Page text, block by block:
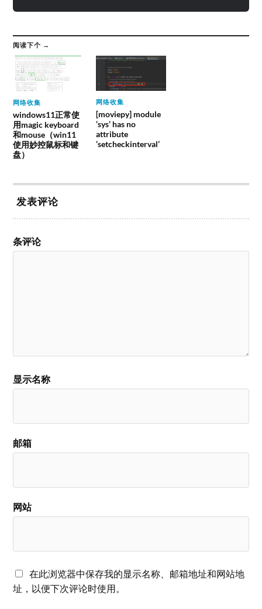
阅读下个 →
网络收集
windows11正常使
用magic keyboard
和mouse（win11
使用妙控鼠标和键
盘）
网络收集
[moviepy] module
‘sys’ has no
attribute
‘setcheckinterval’
发表评论
条评论
显示名称
邮箱
网站
在此浏览器中保存我的显示名称、邮箱地址和网站地
址，以便下次评论时使用。